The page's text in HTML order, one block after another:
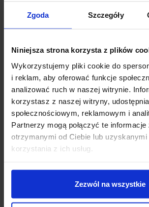
Zgoda Szczegóły
Niniejsza strona korzysta z plików
Wykorzystujemy pliki cookie do
i reklam, aby oferować funkcje
analizować ruch w naszej witrynie.
korzystasz z naszej witryny,
społecznościowym, reklamowym i
Partnerzy mogą połączyć te
otrzymanymi od Ciebie lub uzyskanymi
korzystania z ich usług.
Zezwól na wszystkie
SPECYFIKACJA TECHNICZNA
Marka
: EVE
Model: ICR18650-26V
Rozmiar : 18650
Minimalna pojemność: 2500 mAh
Typowa pojemność: 2550 mAh